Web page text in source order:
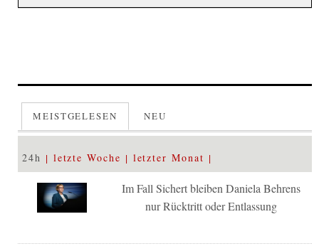
MEISTGELESEN NEU
24h letzte Woche letzter Monat
Im Fall Sichert bleiben Daniela Behrens
nur Rücktritt oder Entlassung